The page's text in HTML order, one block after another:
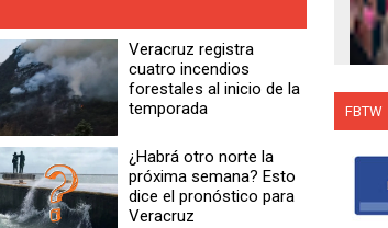
Veracruz registra
cuatro incendios
forestales al inicio de la
temporada
¿Habrá otro norte la
próxima semana? Esto
dice el pronóstico para
Veracruz
en
Jun
FBTW